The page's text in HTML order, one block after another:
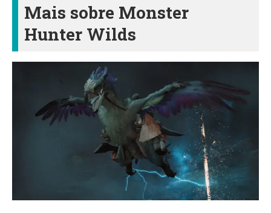
Mais sobre Monster
Hunter Wilds